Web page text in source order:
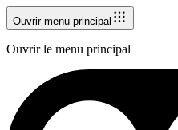
Ouvrir menu principal
Ouvrir le menu principal